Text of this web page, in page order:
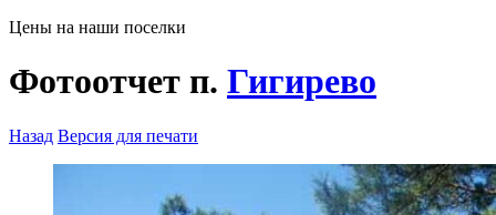
Цены на наши поселки
Фотоотчет п. Гигирево
Назад Версия для печати